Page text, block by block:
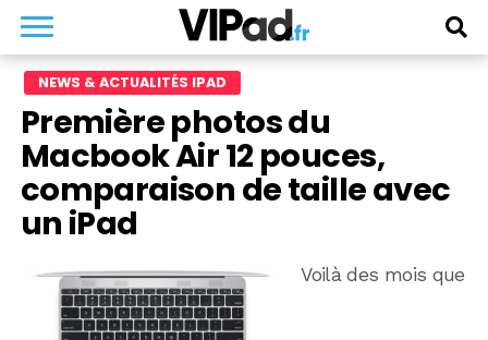
NEWS & ACTUALITÉS IPAD
Première photos du
Macbook Air 12 pouces,
comparaison de taille avec
un iPad
Voilà des mois que